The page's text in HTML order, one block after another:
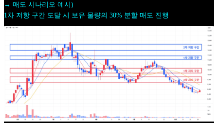
→ 매도 시나리오 예시)
1차 저항 구간 도달 시 보유 물량의 30% 분할 매도 진행